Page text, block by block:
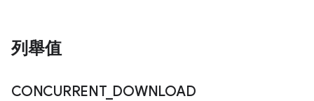
列舉值
CONCURRENT_ DOWNLOAD